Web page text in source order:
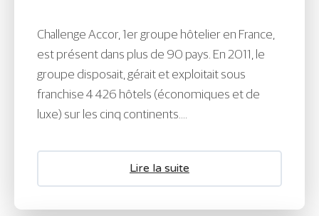
Challenge Accor, 1er groupe hôtelier en France,
est présent dans plus de 90 pays. En 2011, le
groupe disposait, gérait et exploitait sous
franchise 4 426 hôtels (économiques et de
luxe) sur les cinq continents....
Lire la suite